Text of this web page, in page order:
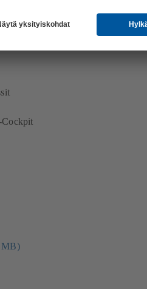
– auki
Cockpit
MB)